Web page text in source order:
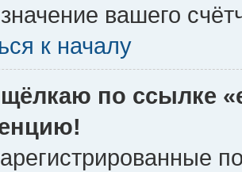
вашего
к началу
щёлкаю по ссылке